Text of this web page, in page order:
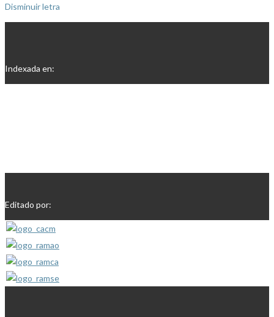
Disminuir letra
Indexada en:
Editado por: